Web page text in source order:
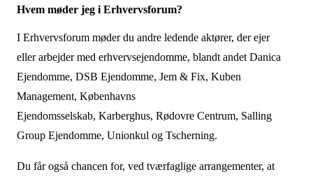
Hvem møder jeg i Erhvervsforum?
I Erhvervsforum møder du andre ledende aktører, der ejer
eller arbejder med erhvervsejendomme, blandt andet Danica
Ejendomme, DSB Ejendomme, Jem & Fix, Kuben
Management, Københavns
Ejendomsselskab, Karberghus, Rødovre Centrum, Salling
Group Ejendomme, Unionkul og Tscherning.
Du får også chancen for, ved tværfaglige arrangementer, at